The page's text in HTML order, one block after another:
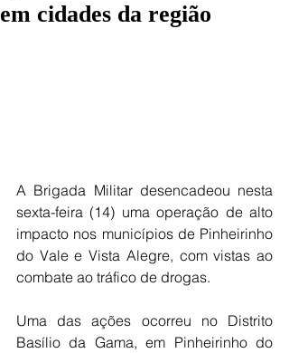
em cidades da região
A Brigada Militar desencadeou nesta
sexta-feira (14) uma operação de alto
impacto nos municípios de Pinheirinho
do Vale e Vista Alegre, com vistas ao
combate ao tráfico de drogas.
Uma das ações ocorreu no Distrito
Basílio da Gama, em Pinheirinho do